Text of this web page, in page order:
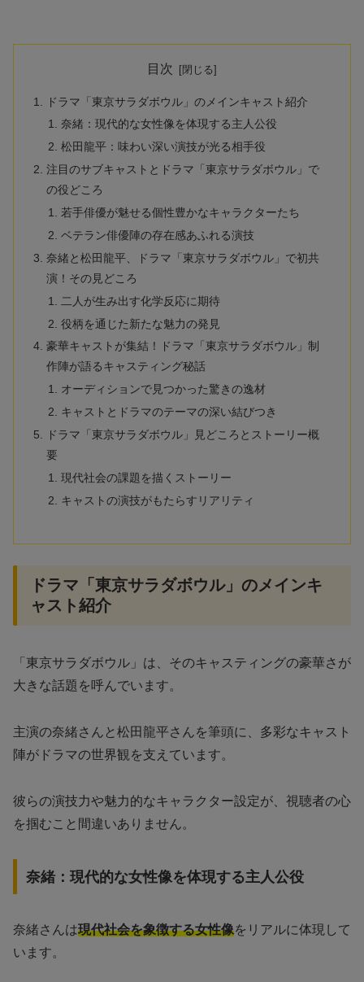
目次
ドラマ「東京サラダボウル」のメインキャスト紹介
奈緒：現代的な女性像を体現する主人公役
松田龍平：味わい深い演技が光る相手役
注目のサブキャストとドラマ「東京サラダボウル」で
の役どころ
若手俳優が魅せる個性豊かなキャラクターたち
ベテラン俳優陣の存在感あふれる演技
奈緒と松田龍平、ドラマ「東京サラダボウル」で初共
演！その見どころ
二人が生み出す化学反応に期待
役柄を通じた新たな魅力の発見
豪華キャストが集結！ドラマ「東京サラダボウル」制
作陣が語るキャスティング秘話
オーディションで見つかった驚きの逸材
キャストとドラマのテーマの深い結びつき
ドラマ「東京サラダボウル」見どころとストーリー概
要
現代社会の課題を描くストーリー
キャストの演技がもたらすリアリティ
ドラマ「東京サラダボウル」のメインキ
ャスト紹介
「東京サラダボウル」は、そのキャスティングの豪華さが
大きな話題を呼んでいます。
主演の奈緒さんと松田龍平さんを筆頭に、多彩なキャスト
陣がドラマの世界観を支えています。
彼らの演技力や魅力的なキャラクター設定が、視聴者の心
を掴むこと間違いありません。
奈緒：現代的な女性像を体現する主人公役
奈緒さんは現代社会を象徴する女性像をリアルに体現して
います。